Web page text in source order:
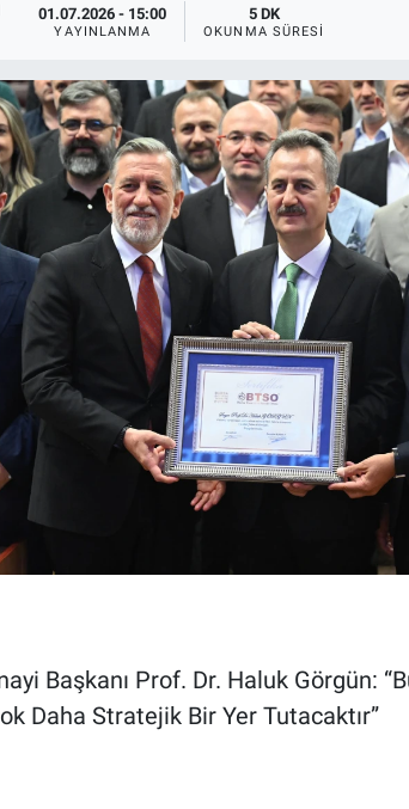
01.07.2026 - 15:00
YAYINLANMA
5 DK
OKUNMA SÜRESI
Başkanı Prof. Dr. Haluk Görgün:
Daha Stratejik Bir Yer Tutacaktır”